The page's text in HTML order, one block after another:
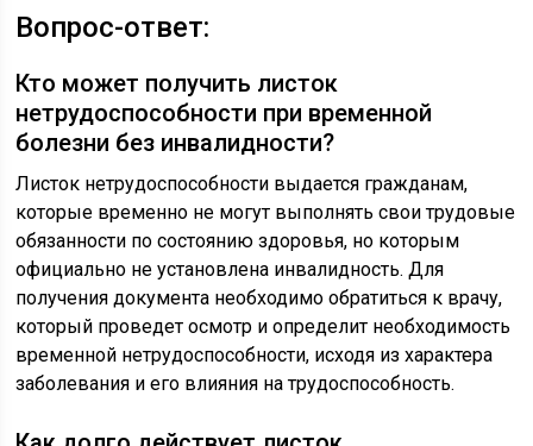
Вопрос-ответ:
Кто может получить листок
нетрудоспособности при временной
болезни без инвалидности?
Листок нетрудоспособности выдается гражданам,
которые временно не могут выполнять свои трудовые
обязанности по состоянию здоровья, но которым
официально не установлена инвалидность. Для
получения документа необходимо обратиться к врачу,
который проведет осмотр и определит необходимость
временной нетрудоспособности, исходя из характера
заболевания и его влияния на трудоспособность.